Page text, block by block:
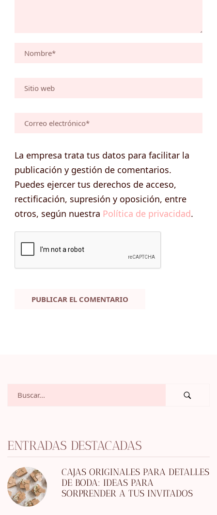
La empresa trata tus datos para facilitar la
publicación y gestión de comentarios.
Puedes ejercer tus derechos de acceso,
rectificación, supresión y oposición, entre
otros, según nuestra Política de privacidad.
ENTRADAS DESTACADAS
CAJAS ORIGINALES PARA DETALLES
DE BODA: IDEAS PARA
SORPRENDER A TUS INVITADOS